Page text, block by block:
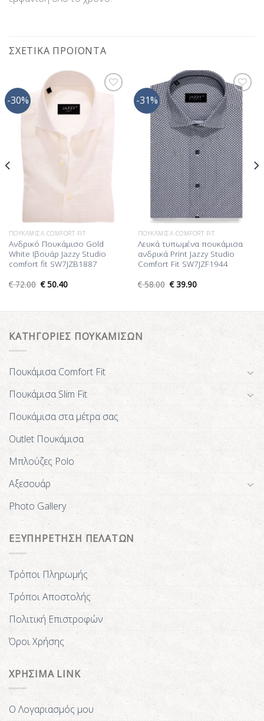
ΣΧΕΤΙΚΆ ΠΡΟΪΌΝΤΑ
-30%
Προσθήκη
στη Λίστα
ΠΟΥΚΆΜΙΣΑ COMFORT FIT
Ανδρικό Πουκάμισο Gold
White Ιβουάρ Jazzy Studio
comfort fit SW7JZB1887
€72.00 €50.40
-31%
Προσθήκη
στη Λίστα
Επιθυμίας
ΠΟΥΚΆΜΙΣΑ COMFORT FIT
Λευκά τυπωμένα πουκάμισα
ανδρικά Print Jazzy Studio
Comfort Fit SW7JZF1944
€58.00 €39.90
ΚΑΤΗΓΟΡΙΕΣ ΠΟΥΚΑΜΙΣΩΝ
Πουκάμισα Comfort Fit
Πουκάμισα Slim Fit
Πουκάμισα στα μέτρα σας
Outlet Πουκάμισα
Μπλούζες Polo
Αξεσουάρ
Photo Gallery
ΕΞΥΠΗΡΕΤΗΣΗ ΠΕΛΑΤΩΝ
Τρόποι Πληρωμής
Τρόποι Αποστολής
Πολιτική Επιστροφών
Όροι Χρήσης
ΧΡΗΣΙΜΑ LINK
Ο Λογαριασμός μου